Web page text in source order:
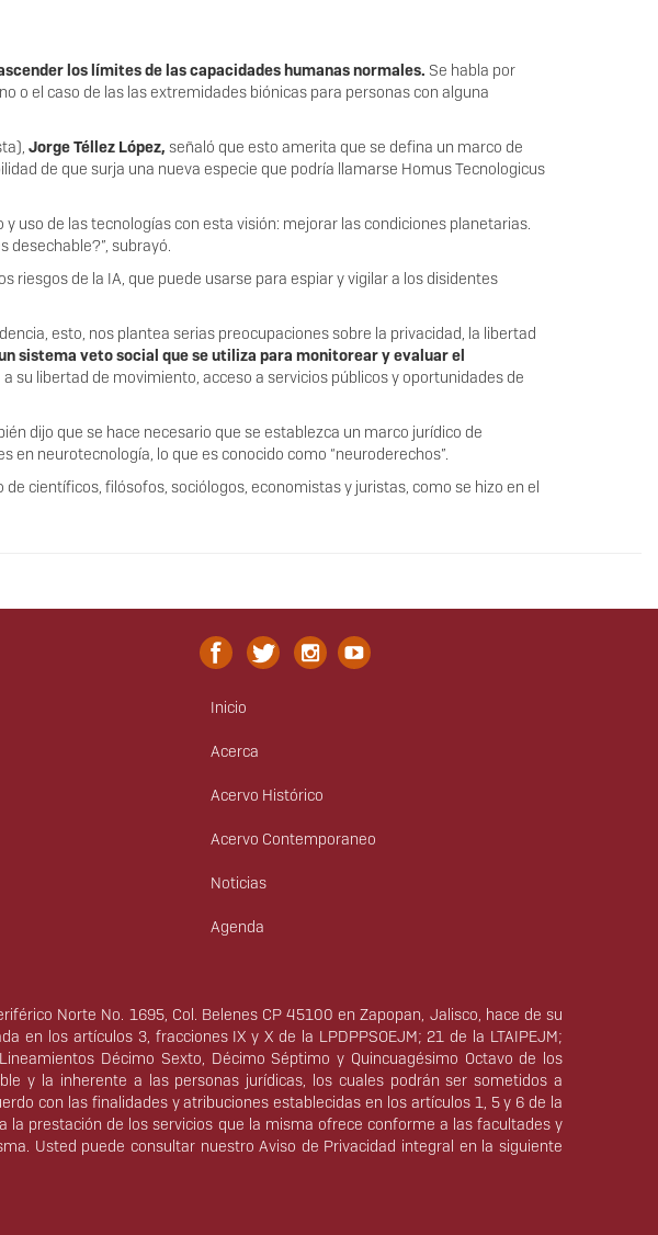
los límites de las capacidades humanas normales. Se habla por
o el caso de las las extremidades biónicas para personas con alguna
Jorge Téllez López, señaló que esto amerita que se defina un marco de
de que surja una nueva especie que podría llamarse Homus Tecnologicus
uso de las tecnologías con esta visión: mejorar las condiciones planetarias.
desechable?”, subrayó.
riesgos de la IA, que puede usarse para espiar y vigilar a los disidentes
esto, nos plantea serias preocupaciones sobre la privacidad, la libertad
sistema veto social que se utiliza para monitorear y evaluar el
libertad de movimiento, acceso a servicios públicos y oportunidades de
dijo que se hace necesario que se establezca un marco jurídico de
neurotecnología, lo que es conocido como “neuroderechos”.
científicos, filósofos, sociólogos, economistas y juristas, como se hizo en el
Menú
principal
Inicio
Acerca
Acervo Histórico
Acervo Contemporaneo
Noticias
Agenda
Norte No. 1695, Col. Belenes CP 45100 en Zapopan, Jalisco, hace de su
los artículos 3, fracciones IX y X de la LPDPPSOEJM; 21 de la LTAIPEJM;
Décimo Sexto, Décimo Séptimo y Quincuagésimo Octavo de los
y la inherente a las personas jurídicas, los cuales podrán ser sometidos a
con las finalidades y atribuciones establecidas en los artículos 1, 5 y 6 de la
la prestación de los servicios que la misma ofrece conforme a las facultades y
Usted puede consultar nuestro Aviso de Privacidad integral en la siguiente